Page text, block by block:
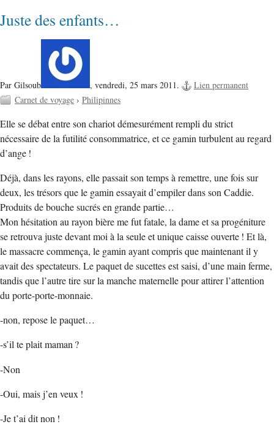
Juste des enfants…
Par Gilsoub , vendredi, 25 mars 2011.
Lien permanent
Carnet de voyage › Philipinnes
Elle se débat entre son chariot démesurément rempli du strict
nécessaire de la futilité consommatrice, et ce gamin turbulent au regard
d’ange !
Déjà, dans les rayons, elle passait son temps à remettre, une fois sur
deux, les trésors que le gamin essayait d’empiler dans son Caddie.
Produits de bouche sucrés en grande partie…
Mon hésitation au rayon bière me fut fatale, la dame et sa progéniture
se retrouva juste devant moi à la seule et unique caisse ouverte ! Et là,
le massacre commença, le gamin ayant compris que maintenant il y
avait des spectateurs. Le paquet de sucettes est saisi, d’une main ferme,
tandis que l’autre tire sur la manche maternelle pour attirer l’attention
du porte-porte-monnaie.
-non, repose le paquet…
-s’il te plait maman ?
-Non
-Oui, mais j’en veux !
-Je t’ai dit non !